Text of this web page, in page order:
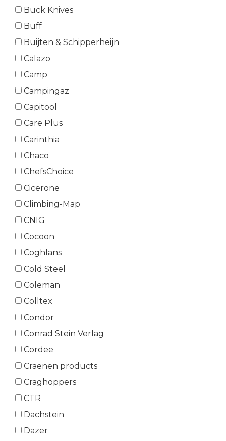
Buck Knives
Buff
Buijten & Schipperheijn
Calazo
Camp
Campingaz
Capitool
Care Plus
Carinthia
Chaco
ChefsChoice
Cicerone
Climbing-Map
CNIG
Cocoon
Coghlans
Cold Steel
Coleman
Colltex
Condor
Conrad Stein Verlag
Cordee
Craenen products
Craghoppers
CTR
Dachstein
Dazer